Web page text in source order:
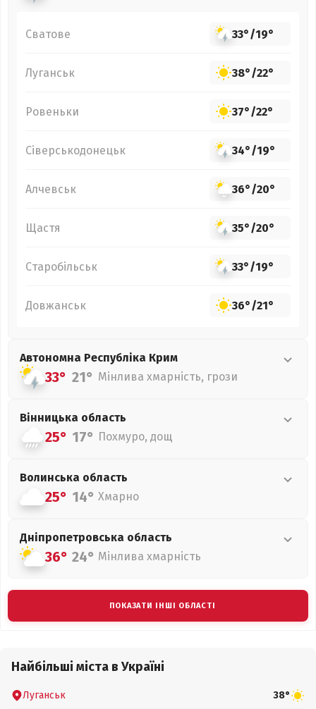
Сватове 33°/19°
Луганськ 38°/22°
Ровеньки 37°/22°
Сіверськодонецьк 34°/19°
Алчевськ 36°/20°
Щастя 35°/20°
Старобільськ 33°/19°
Довжанськ 36°/21°
Автономна Республіка Крим
33° 21° Мінлива хмарність, грози
Вінницька область
25° 17° Похмуро, дощ
Волинська область
25° 14° Хмарно
Дніпропетровська область
36° 24° Мінлива хмарність
ПОКАЗАТИ ІНШІ ОБЛАСТІ
Найбільші міста в Україні
Луганськ 38°